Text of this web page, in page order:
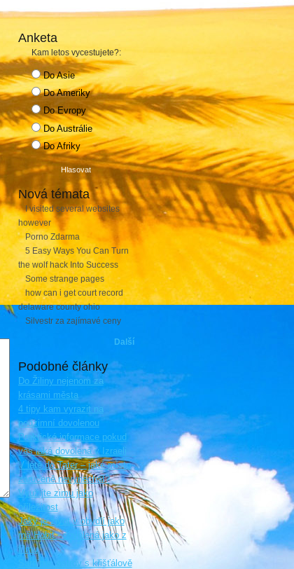
Anketa
Kam letos vycestujete?:
Do Asie
Do Ameriky
Do Evropy
Do Austrálie
Do Afriky
Nová témata
I visited several websites
however
Porno Zdarma
5 Easy Ways You Can Turn
the wolf hack Into Success
Some strange pages
how can i get court record
delaware county ohio
Silvestr za zajímavé ceny
Další
Podobné články
Do Žiliny nejenom za
krásami města
4 tipy kam vyrazit na
podzimní dovolenou
Praktické informace pokud
vás láká dovolená v Izraeli
V létě do Tater – jaké místo
zaručeně nevynechat?
Využijte zimu jako
příležitost
Jaký je život v obydlí jako
má Hobit - dovolená jako z
filmu
Sardinie, ostrov s křišťálově